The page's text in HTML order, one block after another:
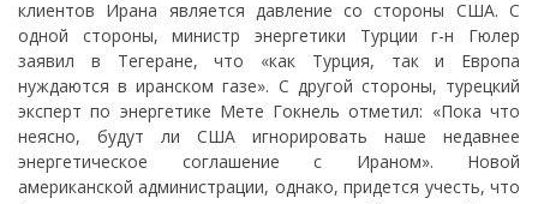
клиентов Ирана является давление со стороны США. С
одной стороны, министр энергетики Турции г-н Гюлер
заявил в Тегеране, что «как Турция, так и Европа
нуждаются в иранском газе». С другой стороны, турецкий
эксперт по энергетике Мете Гокнель отметил: «Пока что
неясно, будут ли США игнорировать наше недавнее
энергетическое соглашение с Ираном». Новой
американской администрации, однако, придется учесть, что